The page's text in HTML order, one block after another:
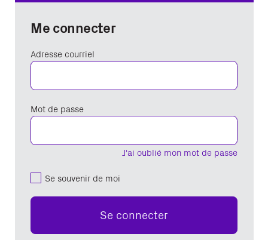
Me connecter
Adresse courriel
J'ai oublié mon mot de passe
Mot de passe
Se souvenir de moi
Se connecter